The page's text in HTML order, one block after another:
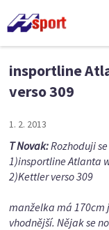
insportline
verso 309
1. 2. 2013
T Novak:Rozhoduji
1)insportline Atlanta
2)Kettler verso 309
manželka má 170cm
vhodnější. Nějak se